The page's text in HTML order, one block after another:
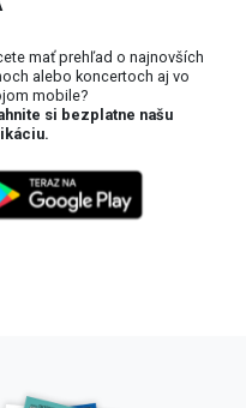
mať prehľad o najnovších
alebo koncertoch aj vo
mobile?
si bezplatne našu